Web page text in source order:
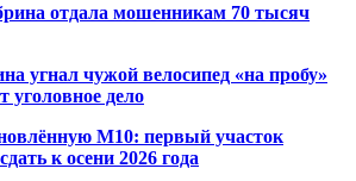
отдала мошенникам 70 тысяч
угнал чужой велосипед «на пробу»
уголовное дело
М10: первый участок
к осени 2026 года